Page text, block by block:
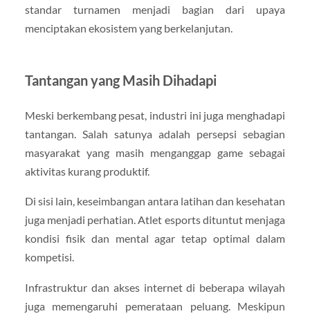
standar turnamen menjadi bagian dari upaya
menciptakan ekosistem yang berkelanjutan.
Tantangan yang Masih Dihadapi
Meski berkembang pesat, industri ini juga menghadapi
tantangan. Salah satunya adalah persepsi sebagian
masyarakat yang masih menganggap game sebagai
aktivitas kurang produktif.
Di sisi lain, keseimbangan antara latihan dan kesehatan
juga menjadi perhatian. Atlet esports dituntut menjaga
kondisi fisik dan mental agar tetap optimal dalam
kompetisi.
Infrastruktur dan akses internet di beberapa wilayah
juga memengaruhi pemerataan peluang. Meskipun